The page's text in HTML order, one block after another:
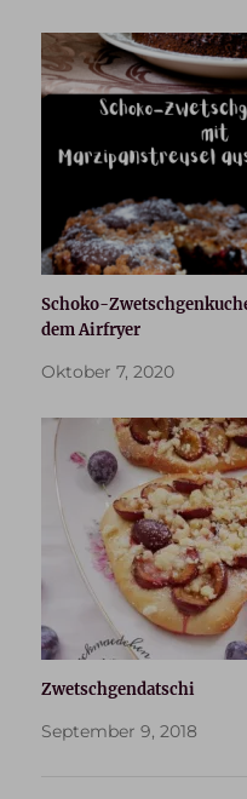
Schoko-
dem Airfryer
Oktober 7, 2020
Zwetschgendatschi
September 9, 2018